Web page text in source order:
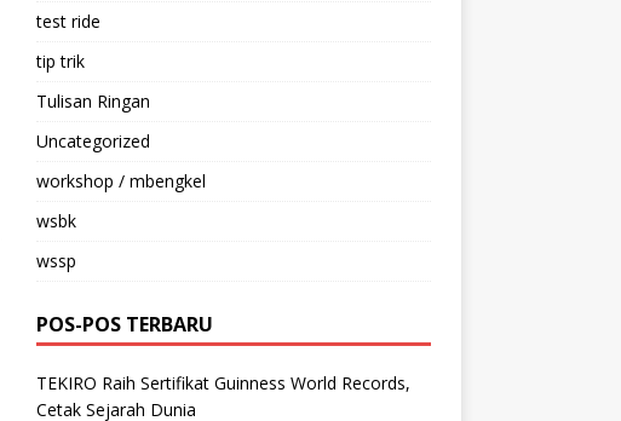
test ride
tip trik
Tulisan Ringan
Uncategorized
workshop / mbengkel
wsbk
wssp
POS-POS TERBARU
TEKIRO Raih Sertifikat Guinness World Records,
Cetak Sejarah Dunia